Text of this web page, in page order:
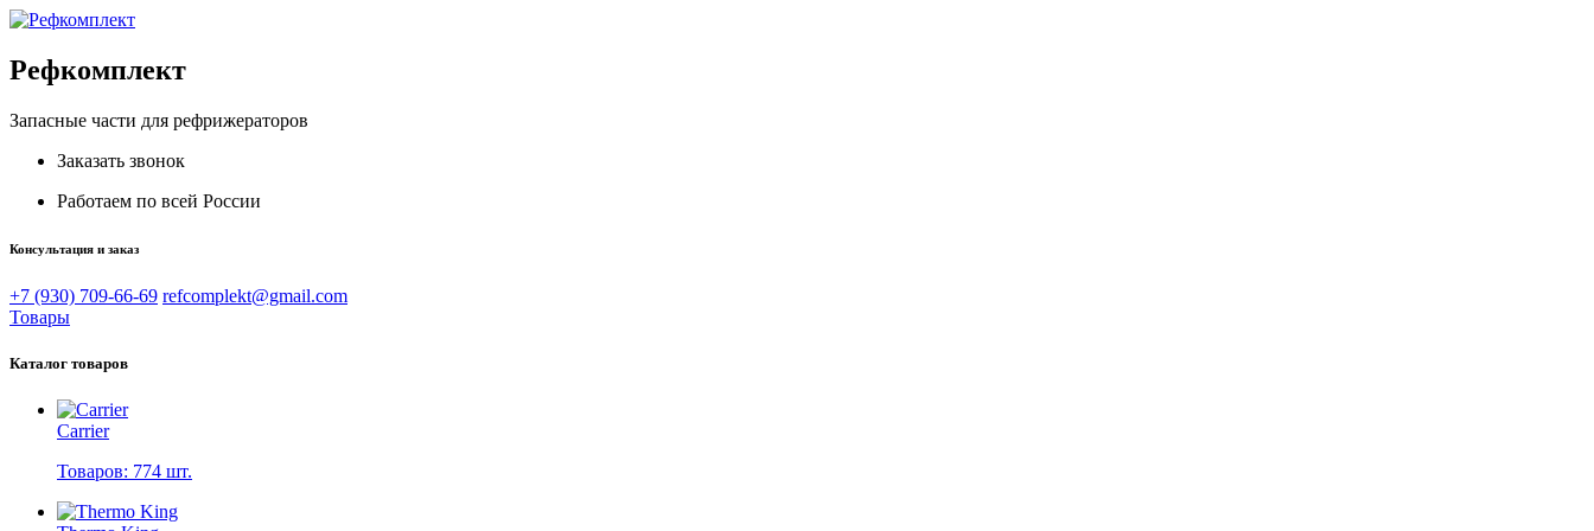
Рефкомплект
Запасные части для рефрижераторов
Заказать звонок
Работаем по всей России
Консультация и заказ
+7 (930) 709-66-69 refcomplekt@gmail.com
Товары
Каталог товаров
Carrier
Товаров: 774 шт.